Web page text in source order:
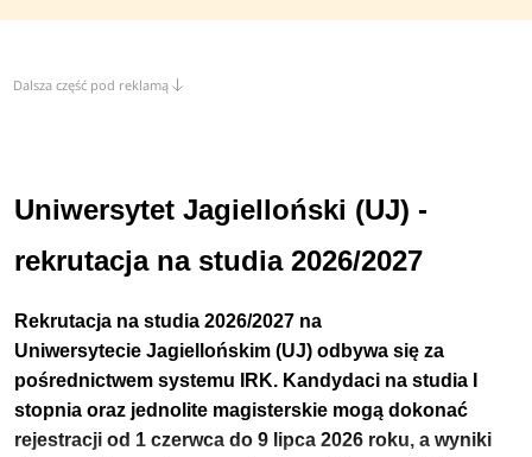
Dalsza część pod reklamą
Uniwersytet Jagielloński (UJ) -
rekrutacja na studia 2026/2027
Rekrutacja na studia 2026/2027 na
Uniwersytecie Jagiellońskim(UJ) odbywa się za
pośrednictwem systemu IRK. Kandydaci na studia I
stopnia oraz jednolite magisterskie mogą dokonać
rejestracji od 1 czerwca do 9 lipca 2026 roku, a wyniki